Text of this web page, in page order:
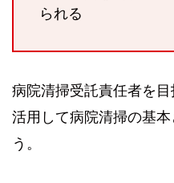
られる
病院清掃受託責任者を
活用して病院清掃の基
う。